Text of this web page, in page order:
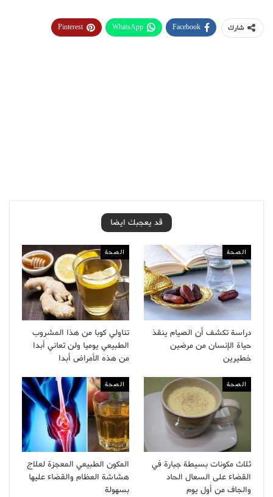
شارك Facebook
WhatsApp
Pinterest
قد يعجبك ايضا
الصحة
دراسة تكشف أن الصيام ينقذ
حياة الإنسان من مرضين
خطيرين
الصحة
تناولي كوبا من هذا المشروب
الطبيعي يوميا ولن تعاني أبدا
من هذه الأمراض أبدا
الصحة
ثلاث مكونات بسيطة جبارة في
القضاء على السعال الحاد
والجاف من أول يوم
الصحة
المكون الطبيعي المعجزة لعلاج
هشاشة العظام والقضاء عليها
بسهولة